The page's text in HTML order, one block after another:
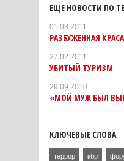
ЕЩЕ НОВОСТИ ПО
01.03.2011
РАЗБУЖЕННАЯ
27.02.2011
УБИТЫЙ ТУРИЗМ
29.09.2010
«МОЙ МУЖ БЫЛ
КЛЮЧЕВЫЕ СЛОВА
террор кбр